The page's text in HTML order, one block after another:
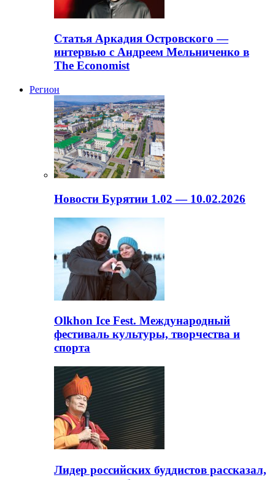
Статья Аркадия Островского —
интервью с Андреем Мельниченко в
The Economist
Регион
Новости Бурятии 1.02 — 10.02.2026
Olkhon Ice Fest. Международный
фестиваль культуры, творчества и
спорта
Лидер российских буддистов рассказал,